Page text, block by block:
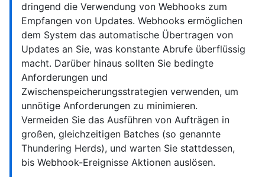
dringend die Verwendung von Webhooks zum
Empfangen von Updates. Webhooks ermöglichen
dem System das automatische Übertragen von
Updates an Sie, was konstante Abrufe überflüssig
macht. Darüber hinaus sollten Sie bedingte
Anforderungen und
Zwischenspeicherungsstrategien verwenden, um
unnötige Anforderungen zu minimieren.
Vermeiden Sie das Ausführen von Aufträgen in
großen, gleichzeitigen Batches (so genannte
Thundering Herds), und warten Sie stattdessen,
bis Webhook-Ereignisse Aktionen auslösen.